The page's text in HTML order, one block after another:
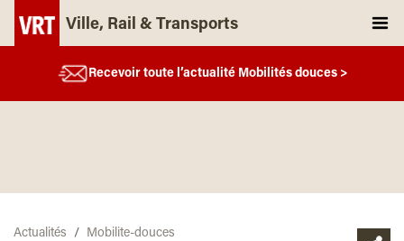
Ville, Rail & Transports
Recevoir toute l’actualité Mobilités douces >
Actualités
Mobilite-douces